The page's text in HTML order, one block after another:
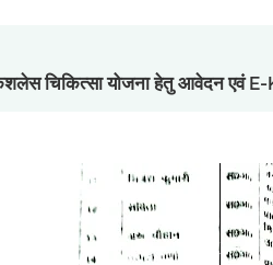
चिकित्सा योजना हेतु आवेदन एवं